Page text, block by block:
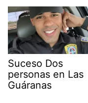
Suceso Dos
personas en Las
Guáranas